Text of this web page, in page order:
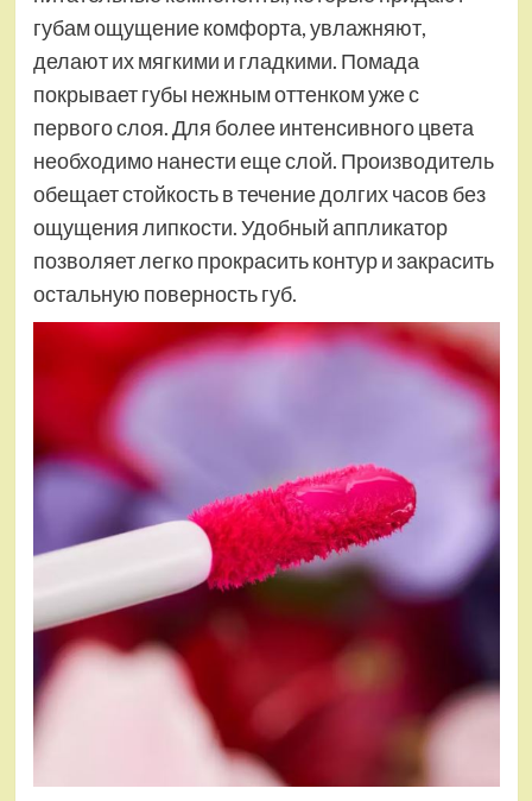
губам ощущение комфорта, увлажняют,
делают их мягкими и гладкими. Помада
покрывает губы нежным оттенком уже с
первого слоя. Для более интенсивного цвета
необходимо нанести еще слой. Производитель
обещает стойкость в течение долгих часов без
ощущения липкости. Удобный аппликатор
позволяет легко прокрасить контур и закрасить
остальную поверность губ.